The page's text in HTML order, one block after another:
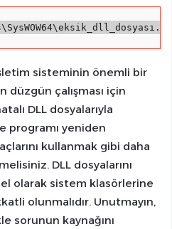
sisteminin önemli bir
düzgün çalışması için
DLL dosyalarıyla
programı yeniden
kullanmak gibi daha
DLL dosyalarını
olarak sistem klasörlerine
olunmalıdır. Unutmayın,
sorunun kaynağını